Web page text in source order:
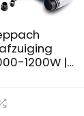
1200W |